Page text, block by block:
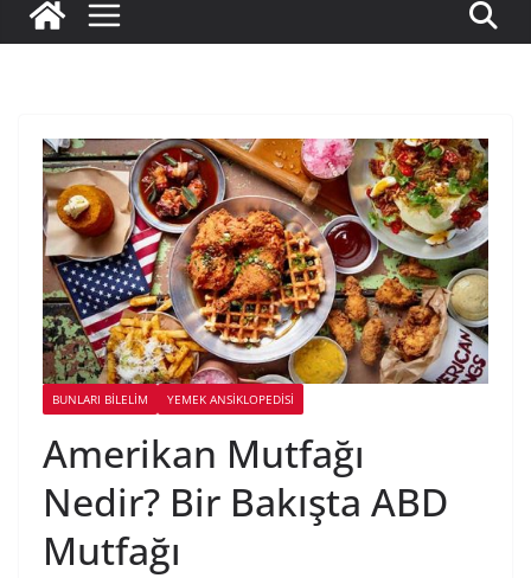
BUNLARI BILELIM YEMEK ANSİKLOPEDİSİ
Amerikan Mutfağı
Nedir? Bir Bakışta ABD
Mutfağı